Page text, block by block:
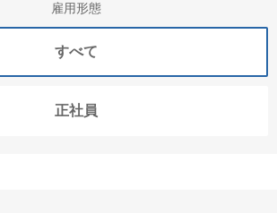
雇用形態
すべて
正社員